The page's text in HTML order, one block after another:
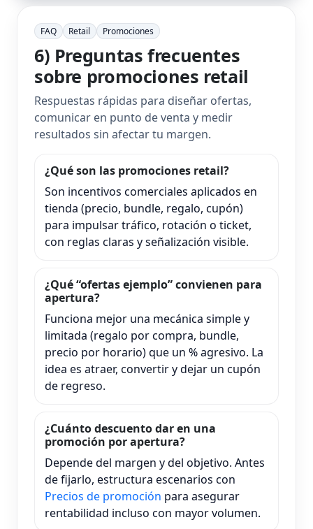
FAQ Retail Promociones
6) Preguntas frecuentes
sobre promociones retail
Respuestas rápidas para diseñar ofertas,
comunicar en punto de venta y medir
resultados sin afectar tu margen.
¿Qué son las promociones retail?
Son incentivos comerciales aplicados en
tienda (precio, bundle, regalo, cupón)
para impulsar tráfico, rotación o ticket,
con reglas claras y señalización visible.
¿Qué “ofertas ejemplo” convienen para
apertura?
Funciona mejor una mecánica simple y
limitada (regalo por compra, bundle,
precio por horario) que un % agresivo. La
idea es atraer, convertir y dejar un cupón
de regreso.
¿Cuánto descuento dar en una
promoción por apertura?
Depende del margen y del objetivo. Antes
de fijarlo, estructura escenarios con
Precios de promoción para asegurar
rentabilidad incluso con mayor volumen.